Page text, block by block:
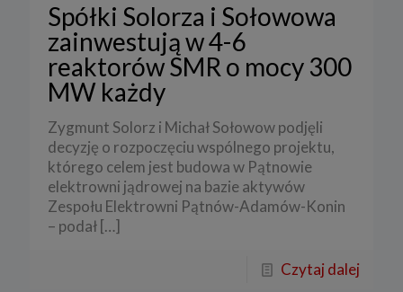
Spółki Solorza i Sołowowa
zainwestują w 4-6
reaktorów SMR o mocy 300
MW każdy
Zygmunt Solorz i Michał Sołowow podjęli
decyzję o rozpoczęciu wspólnego projektu,
którego celem jest budowa w Pątnowie
elektrowni jądrowej na bazie aktywów
Zespołu Elektrowni Pątnów-Adamów-Konin
– podał […]
Czytaj dalej